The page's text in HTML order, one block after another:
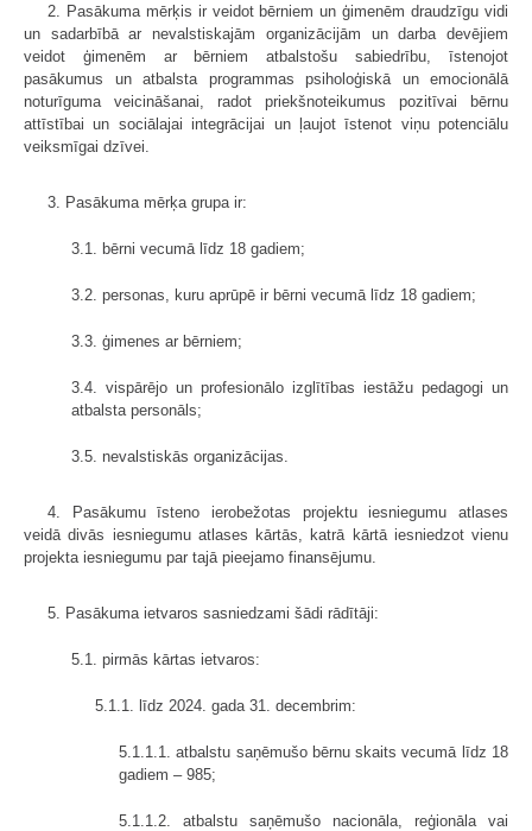
2. Pasākuma mērķis ir veidot bērniem un ģimenēm draudzīgu vidi
un sadarbībā ar nevalstiskajām organizācijām un darba devējiem
veidot ģimenēm ar bērniem atbalstošu sabiedrību, īstenojot
pasākumus un atbalsta programmas psiholoģiskā un emocionālā
noturīguma veicināšanai, radot priekšnoteikumus pozitīvai bērnu
attīstībai un sociālajai integrācijai un ļaujot īstenot viņu potenciālu
veiksmīgai dzīvei.
3. Pasākuma mērķa grupa ir:
3.1. bērni vecumā līdz 18 gadiem;
3.2. personas, kuru aprūpē ir bērni vecumā līdz 18 gadiem;
3.3. ģimenes ar bērniem;
3.4. vispārējo un profesionālo izglītības iestāžu pedagogi un
atbalsta personāls;
3.5. nevalstiskās organizācijas.
4. Pasākumu īsteno ierobežotas projektu iesniegumu atlases
veidā divās iesniegumu atlases kārtās, katrā kārtā iesniedzot vienu
projekta iesniegumu par tajā pieejamo finansējumu.
5. Pasākuma ietvaros sasniedzami šādi rādītāji:
5.1. pirmās kārtas ietvaros:
5.1.1. līdz 2024. gada 31. decembrim:
5.1.1.1. atbalstu saņēmušo bērnu skaits vecumā līdz 18
gadiem – 985;
5.1.1.2. atbalstu saņēmušo nacionāla, reģionāla vai